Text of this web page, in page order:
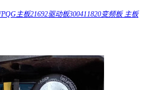
主板21692驱动板300411820变频板 主板